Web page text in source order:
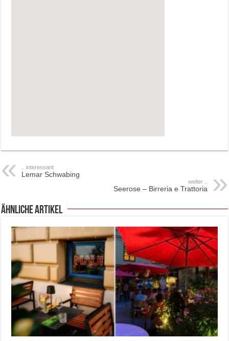
.. interessant
Lemar Schwabing
weiter ..
Seerose – Birreria e Trattoria
ähnliche Artikel